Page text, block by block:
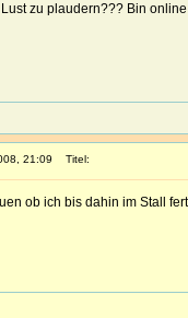
zu plaudern??? Bin
21:09 Titel:
ob ich bis dahin im Stall